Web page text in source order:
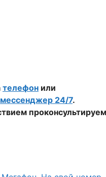
телефон или
мессенджер 24/7.